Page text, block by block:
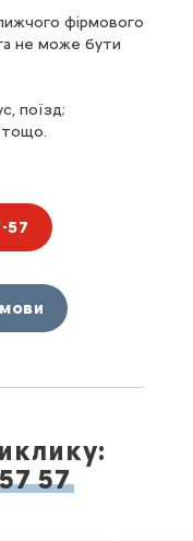
фірмового
не може бути
поїзд;
тощо.
57
57